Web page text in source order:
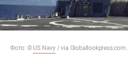
Фото: © US Navy / via